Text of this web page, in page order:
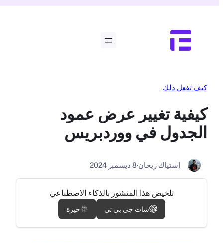
كيف تفعل ذلك
كيفية تغيير عرض عمود
الجدول في ووردبريس
إستياك ريحان·8 ديسمبر 2024
تلخيص هذا المنشور بالذكاء الاصطناعي
شات جي بي تي حيرة